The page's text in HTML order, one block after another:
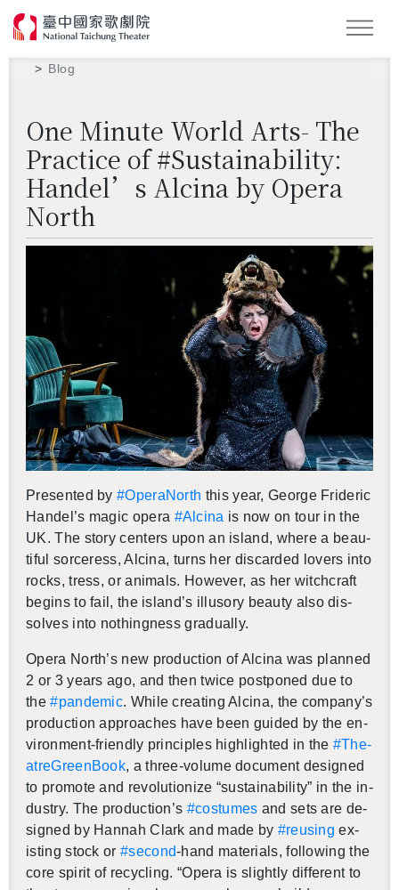
Blog
One Minute World Arts- The
Practice of #Sustainability:
Handel’s Alcina by Opera
North
Pre­sented by#Op­er­a­North this year, George Frid­eric
Han­del’s magic opera #Al­cina is now on tour in the
UK. The story cen­ters upon an is­land, where a beau­
ti­ful sor­cer­ess, Al­cina, turns her dis­carded lovers into
rocks, tress, or an­i­mals. How­ever, as her witch­craft
be­gins to fail, the is­land’s il­lu­sory beauty also dis­
solves into noth­ing­ness grad­u­ally.
Opera North’s new pro­duc­tion of Al­cina was planned
2 or 3 years ago, and then twice post­poned due to
the#pan­demic. While cre­at­ing Al­cina, the com­pany’s
pro­duc­tion ap­proaches have been guided by the en­
vi­ron­ment-friendly prin­ci­ples high­lighted in the #The­
atre­Green­Book, a three-vol­ume doc­u­ment de­signed
to pro­mote and rev­o­lu­tion­ize “sus­tain­abil­ity” in the in­
dus­try. The pro­duc­tion’s #cos­tumes and sets are de­
signed by Han­nah Clark and made by #reusing ex­
ist­ing stock or #sec­ond-hand ma­te­ri­als, fol­low­ing the
core spirit of re­cy­cling. “Opera is slightly dif­fer­ent to
Search